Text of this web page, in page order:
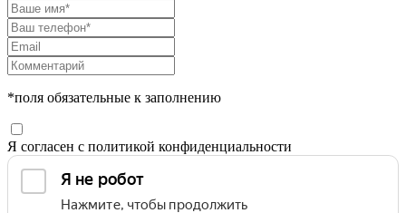
*поля обязательные к заполнению
Я согласен с политикой конфиденциальности